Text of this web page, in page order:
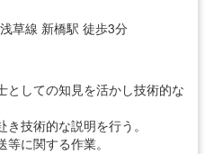
草線 新橋駅 徒歩3分
としての知見を活かし技術的な
技術的な説明を行う。
に関する作業。